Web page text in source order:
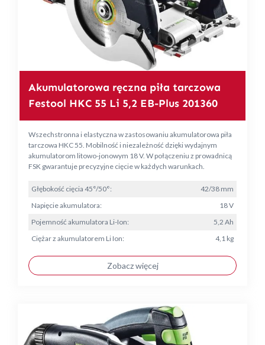
Akumulatorowa ręczna piła tarczowa
Festool HKC 55 Li 5,2 EB-Plus 201360
Wszechstronna i elastyczna w zastosowaniu akumulatorowa piła
tarczowa HKC 55. Mobilność i niezależność dzięki wydajnym
akumulatorom litowo-jonowym 18 V. W połączeniu z prowadnicą
FSK gwarantuje precyzyjne cięcie w każdych warunkach.
Głębokość cięcia 45°/50°:
42/38 mm
Napięcie akumulatora:
18 V
Pojemność akumulatora Li-Ion:
5,2 Ah
Ciężar z akumulatorem Li Ion:
4,1 kg
Zobacz więcej